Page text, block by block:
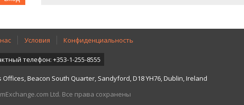
Условия Конфиденциальность
телефон: +353-1-255-8555
Offices, Beacon South Quarter, Sandyford, D18 YH76, Dublin, Ireland
Ltd. Все права сохранены